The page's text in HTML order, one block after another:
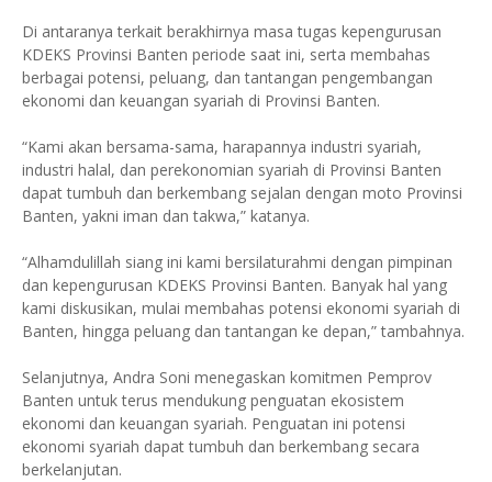
Di antaranya terkait berakhirnya masa tugas kepengurusan
KDEKS Provinsi Banten periode saat ini, serta membahas
berbagai potensi, peluang, dan tantangan pengembangan
ekonomi dan keuangan syariah di Provinsi Banten.
“Kami akan bersama-sama, harapannya industri syariah,
industri halal, dan perekonomian syariah di Provinsi Banten
dapat tumbuh dan berkembang sejalan dengan moto Provinsi
Banten, yakni iman dan takwa,” katanya.
“Alhamdulillah siang ini kami bersilaturahmi dengan pimpinan
dan kepengurusan KDEKS Provinsi Banten. Banyak hal yang
kami diskusikan, mulai membahas potensi ekonomi syariah di
Banten, hingga peluang dan tantangan ke depan,” tambahnya.
Selanjutnya, Andra Soni menegaskan komitmen Pemprov
Banten untuk terus mendukung penguatan ekosistem
ekonomi dan keuangan syariah. Penguatan ini potensi
ekonomi syariah dapat tumbuh dan berkembang secara
berkelanjutan.